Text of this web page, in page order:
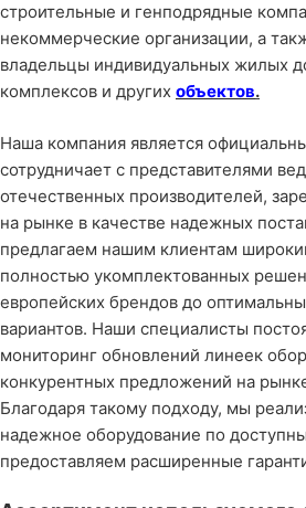
строительные и генподрядные
некоммерческие организации, а
владельцы индивидуальных жилых
комплексов и других объектов.
Наша компания является
сотрудничает с представителями
отечественных производителей,
на рынке в качестве надежных
предлагаем нашим клиентам
полностью укомплектованных
европейских брендов до
вариантов. Наши специалисты
мониторинг обновлений линеек
конкурентных предложений на
Благодаря такому подходу, мы
надежное оборудование по
предоставляем расширенные